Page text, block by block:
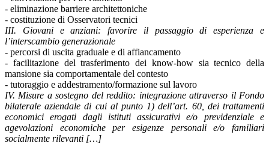
- eliminazione barriere architettoniche
- costituzione di Osservatori tecnici
III. Giovani e anziani: favorire il passaggio di esperienza e
l’interscambio generazionale
- percorsi di uscita graduale e di affiancamento
- facilitazione del trasferimento dei know-how sia tecnico della
mansione sia comportamentale del contesto
- tutoraggio e addestramento/formazione sul lavoro
IV. Misure a sostegno del reddito: integrazione attraverso il Fondo
bilaterale aziendale di cui al punto 1) dell’art. 60, dei trattamenti
economici erogati dagli istituti assicurativi e/o previdenziale e
agevolazioni economiche per esigenze personali e/o familiari
socialmente rilevanti […]